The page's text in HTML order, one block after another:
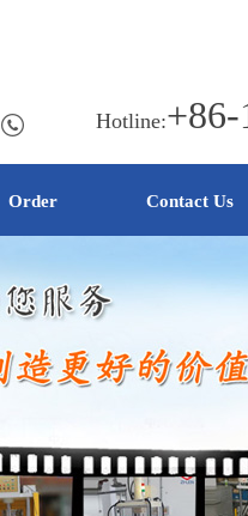
Hotline:+86-
Order Contact Us